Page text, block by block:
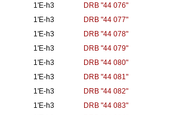
1'E-h3
DRB "44 076"
1'E-h3
DRB "44 077"
1'E-h3
DRB "44 078"
1'E-h3
DRB "44 079"
1'E-h3
DRB "44 080"
1'E-h3
DRB "44 081"
1'E-h3
DRB "44 082"
1'E-h3
DRB "44 083"